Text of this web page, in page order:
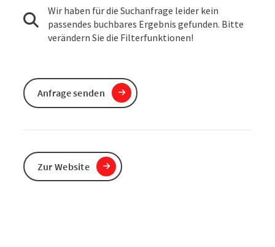
Wir haben für die Suchanfrage leider kein
passendes buchbares Ergebnis gefunden. Bitte
verändern Sie die Filterfunktionen!
Anfrage senden
Zur Website